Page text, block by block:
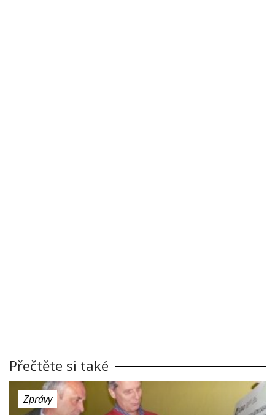
Přečtěte si také
Zprávy